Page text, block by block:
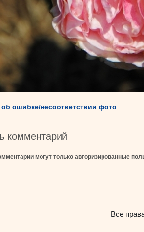
ошибке/несоответствии фото
комментарий
могут только авторизированные
Все